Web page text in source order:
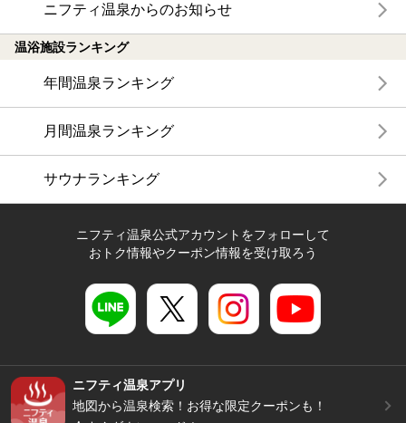
ニフティ温泉からのお知らせ
温浴施設ランキング
年間温泉ランキング
月間温泉ランキング
サウナランキング
ニフティ温泉公式アカウントをフォローして
おトク情報やクーポン情報を受け取ろう
ニフティ温泉アプリ
地図から温泉検索！お得な限定クーポンも！